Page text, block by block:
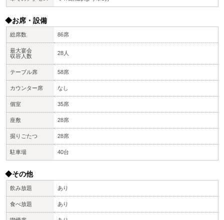
◆お席・設備
総席数 86席
最大宴会
収容人数
28人
テーブル席 58席
カウンター席 なし
個室 35席
座敷 28席
掘りごたつ 28席
駐車場 40台
◆その他
飲み放題 あり
食べ放題 あり